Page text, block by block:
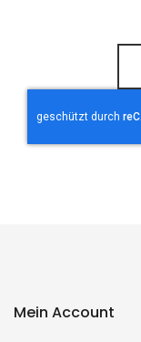
Mein Account